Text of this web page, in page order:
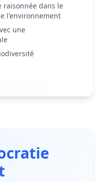
raisonnée dans le
l'environnement
une